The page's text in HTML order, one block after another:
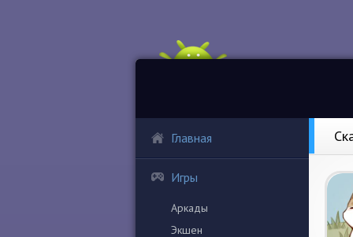
Главная
Игры
Аркады
Экшен